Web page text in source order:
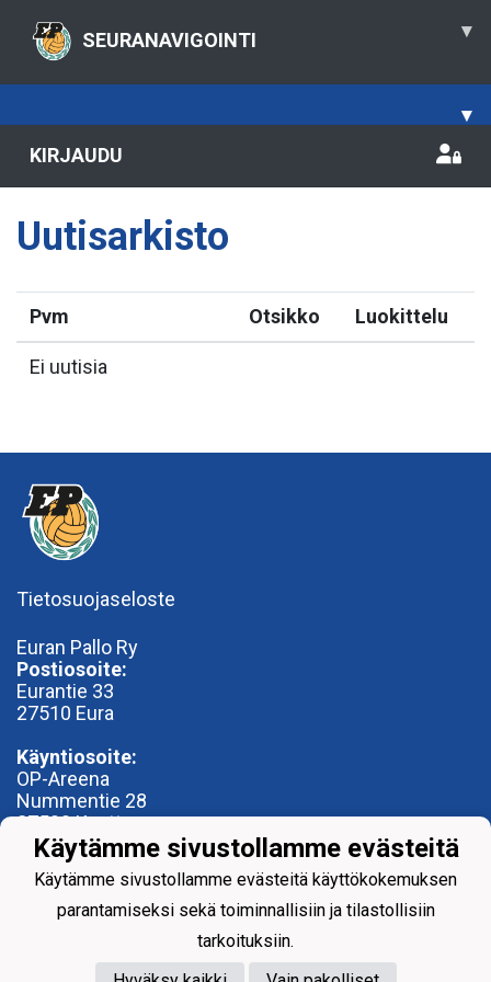
SEURANAVIGOINTI ▾
▾
KIRJAUDU
Uutisarkisto
Pvm Otsikko Luokittelu
Ei uutisia
Tietosuojaseloste
Euran Pallo Ry
Postiosoite:
Eurantie 33
27510 Eura
Käyntiosoite:
OP-Areena
Nummentie 28
27500 Kauttua
toimisto@euranpallo.fi
Käytämme sivustollamme evästeitä
Käytämme sivustollamme evästeitä käyttökokemuksen
parantamiseksi sekä toiminnallisiin ja tilastollisiin
tarkoituksiin.